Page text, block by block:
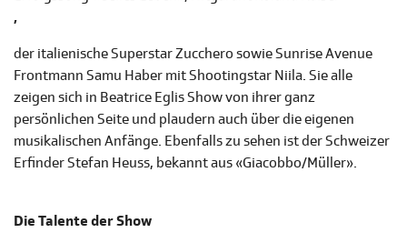
,
der italienische Superstar Zucchero sowie Sunrise Avenue
Frontmann Samu Haber mit Shootingstar Niila. Sie alle
zeigen sich in Beatrice Eglis Show von ihrer ganz
persönlichen Seite und plaudern auch über die eigenen
musikalischen Anfänge. Ebenfalls zu sehen ist der Schweizer
Erfinder Stefan Heuss, bekannt aus «Giacobbo/Müller».
Die Talente der Show